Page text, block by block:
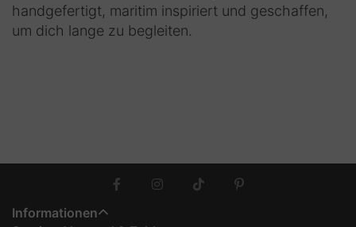
handgefertigt, maritim inspiriert und geschaffen,
um dich lange zu begleiten.
Informationen